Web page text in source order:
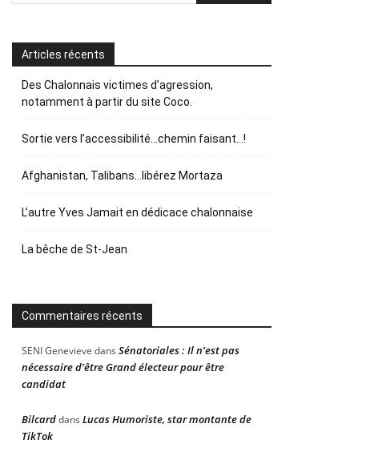
Articles récents
Des Chalonnais victimes d’agression,
notamment à partir du site Coco.
Sortie vers l’accessibilité…chemin faisant…!
Afghanistan, Talibans…libérez Mortaza
L’autre Yves Jamait en dédicace chalonnaise
La bêche de St-Jean
Commentaires récents
SENI Genevieve dans Sénatoriales : Il n’est pas
nécessaire d’être Grand électeur pour être
candidat
Bilcarddans Lucas Humoriste, star montante de
TikTok